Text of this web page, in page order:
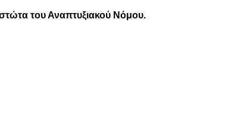
του Αναπτυξιακού Νόμου.